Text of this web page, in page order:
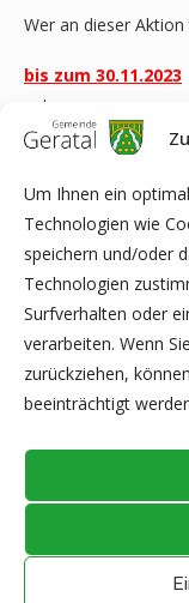
Um Ihnen ein
Technologien wie
speichern und/oder
Technologien
Surfverhalten oder
verarbeiten. Wenn
zurückziehen,
beeinträchtigt
Wer an dieser
bis zum 30.11.2023
unter
JF-
In der Anmeldung
und die genaue
werden, solltet Ihr
Hauseingang
Eure (Jugend-)
@2026 - Alle